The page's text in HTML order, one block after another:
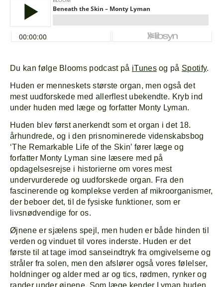
Du kan følge Blooms podcast på iTunesog på Spotify.
Huden er menneskets største organ, men også det
mest uudforskede med allerflest ubekendte. Kryb ind
under huden med læge og forfatter Monty Lyman.
Huden blev først anerkendt som et organ i det 18.
århundrede, og i den prisnominerede videnskabsbog
‘The Remarkable Life of the Skin’ fører læge og
forfatter Monty Lyman sine læsere med på
opdagelsesrejse i historierne om vores mest
undervurderede og uudforskede organ. Fra den
fascinerende og komplekse verden af mikroorganismer,
der beboer det, til de fysiske funktioner, som er
livsnødvendige for os.
Øjnene er sjælens spejl, men huden er både hinden til
verden og vinduet til vores inderste. Huden er det
første til at tage imod sanseindtryk fra omgivelserne og
stråler fra solen, men den afslører også vores følelser,
holdninger og alder med ar og tics, rødmen, rynker og
rander under øjnene. Som læge kender Lyman huden